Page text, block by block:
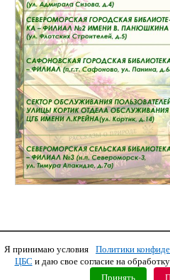
Copyright ©
Я принимаю условия
Политики
ЦБС и даю свое согласие на
Принять